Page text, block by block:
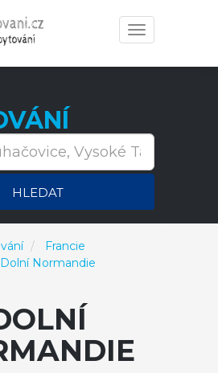
Toggle
navigation
HLEDAT
Francie
Normandie